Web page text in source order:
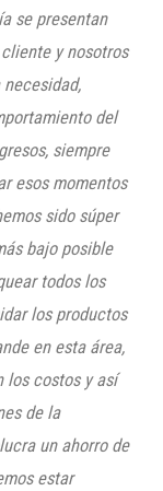
se presentan
y nosotros
del
siempre
esos momentos
sido súper
bajo posible
todos los
los productos
en esta área,
los costos y así
de la
un ahorro de
estar